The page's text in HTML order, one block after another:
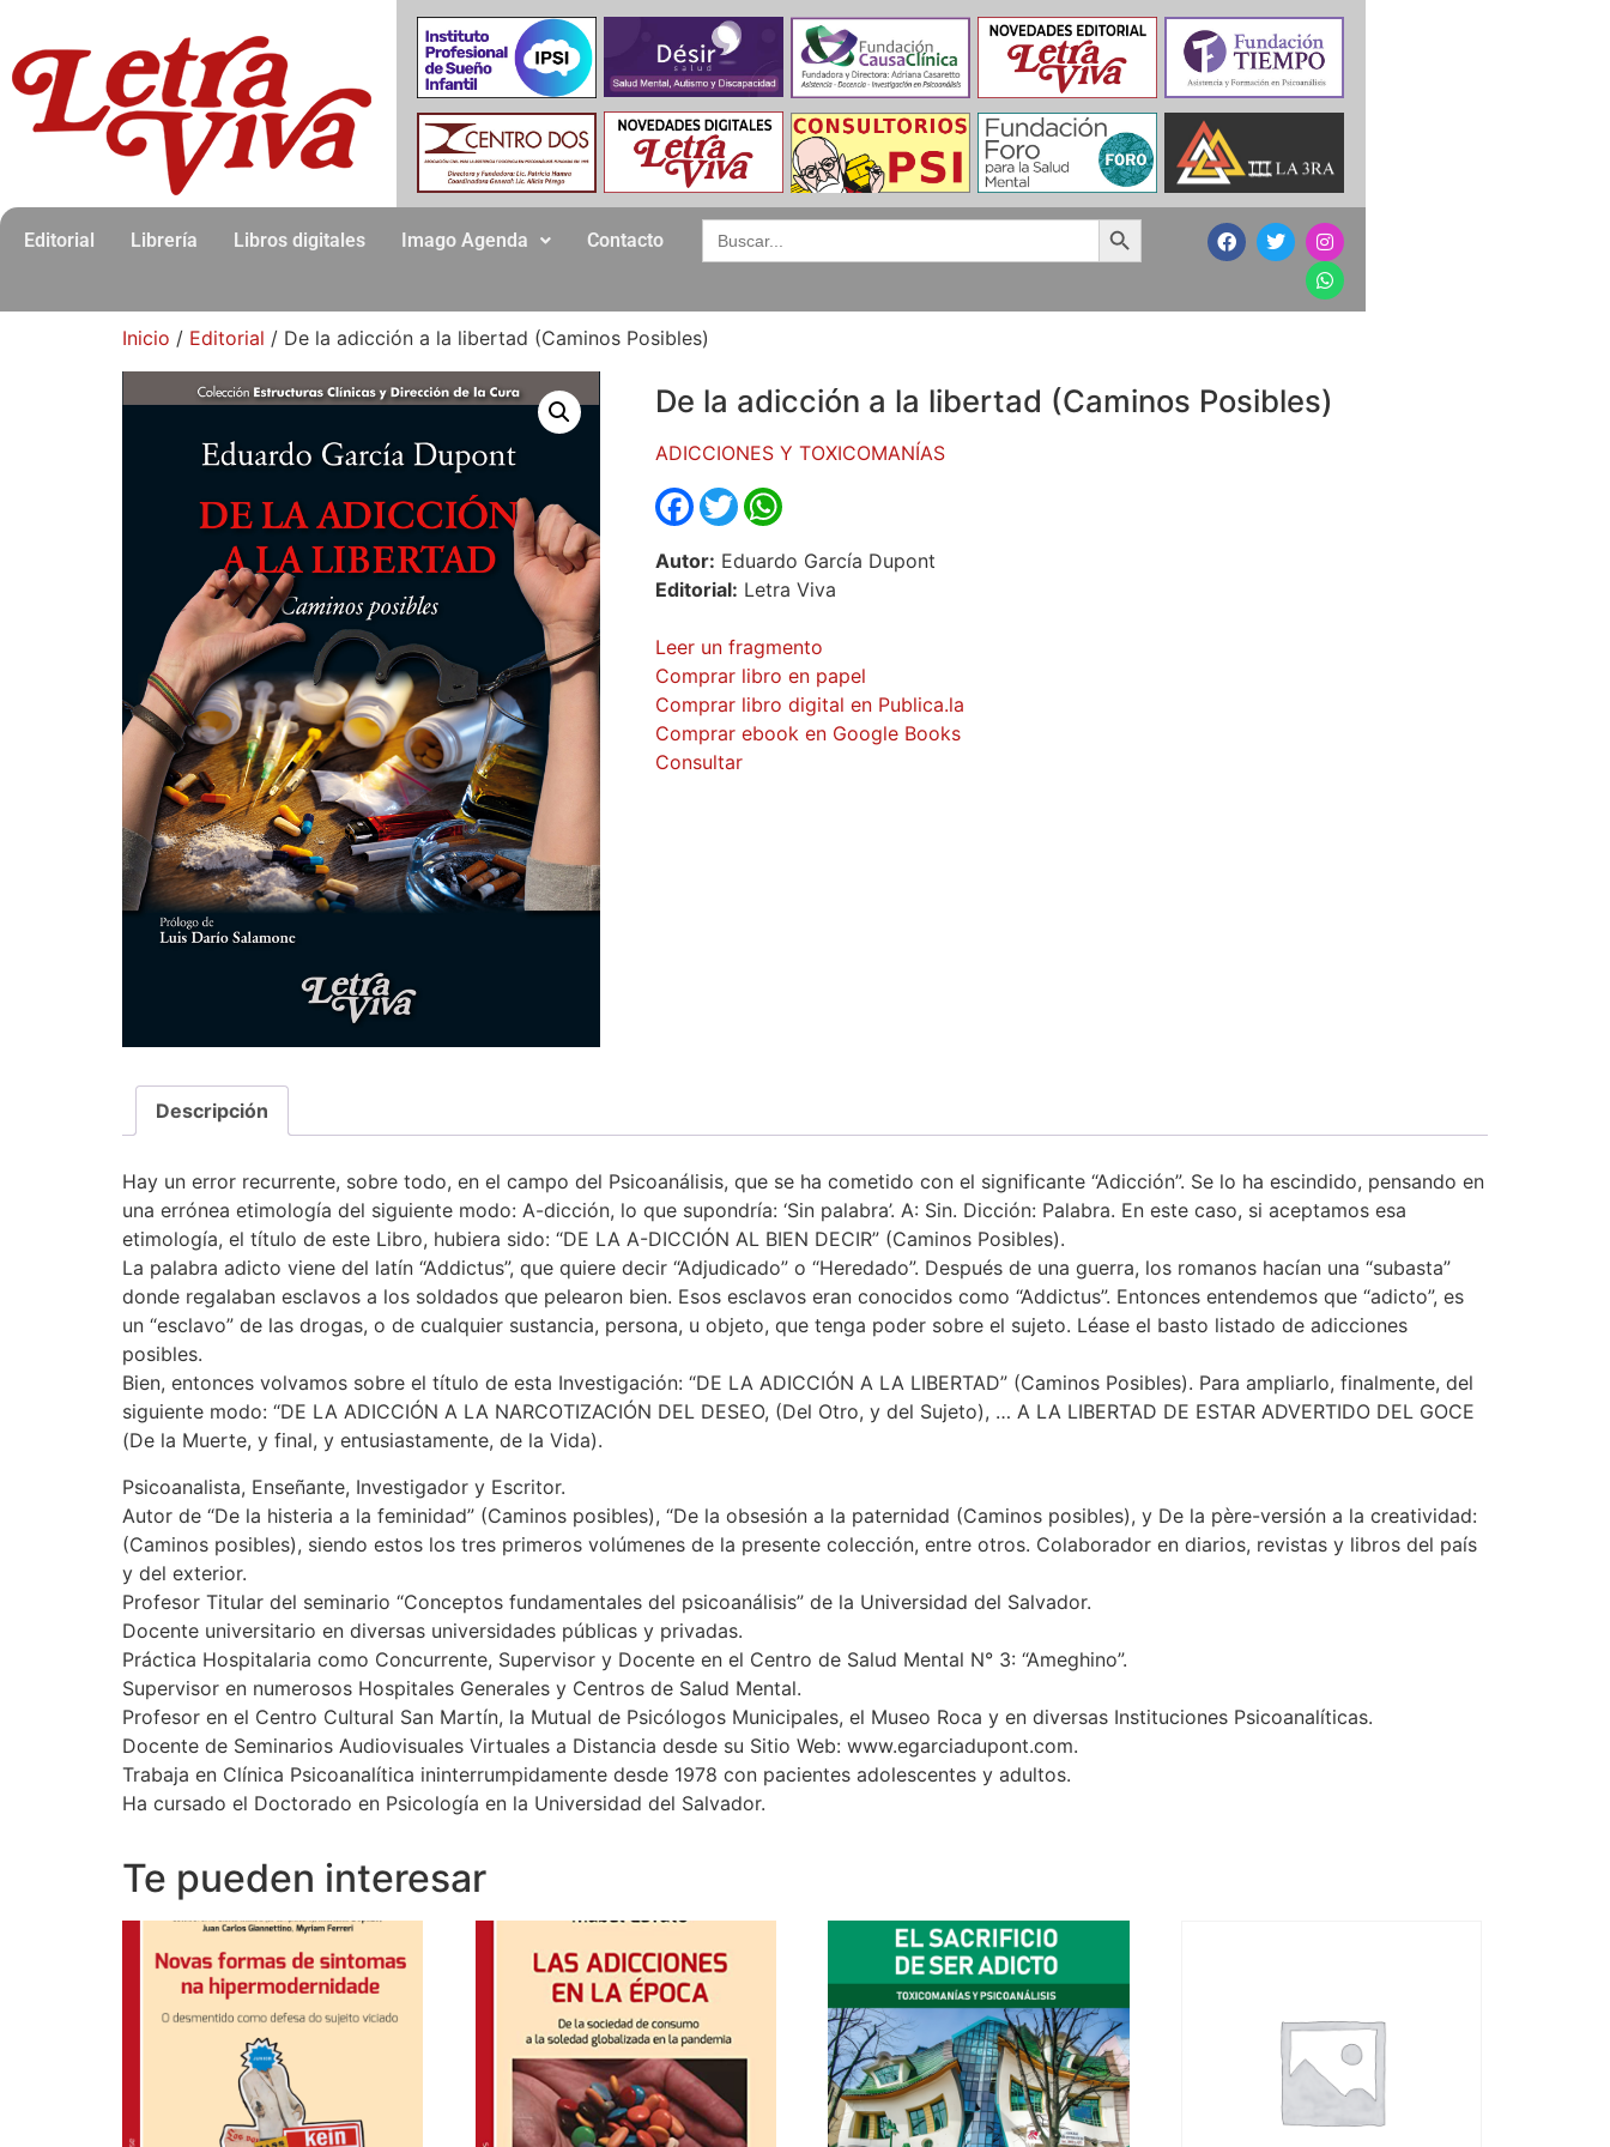
Editorial Librería Libros digitales Imago Agenda Contacto
Search
for:
Search Button
Inicio / Editorial / De la adicción a la libertad (Caminos Posibles)
De la adicción a la libertad (Caminos Posibles)
ADICCIONES Y TOXICOMANÍAS
Facebook
TwitterWhatsApp
Autor: Eduardo García Dupont
Editorial: Letra Viva
Leer un fragmento
Comprar libro en papel
Comprar libro digital en Publica.la
Comprar ebook en Google Books
Consultar
Descripción
Hay un error recurrente, sobre todo, en el campo del Psicoanálisis, que se ha cometido con el significante “Adicción”. Se lo ha escindido, pensando en
una errónea etimología del siguiente modo: A-dicción, lo que supondría: ‘Sin palabra’. A: Sin. Dicción: Palabra. En este caso, si aceptamos esa
etimología, el título de este Libro, hubiera sido: “DE LA A-DICCIÓN AL BIEN DECIR” (Caminos Posibles).
La palabra adicto viene del latín “Addictus”, que quiere decir “Adjudicado” o “Heredado”. Después de una guerra, los romanos hacían una “subasta”
donde regalaban esclavos a los soldados que pelearon bien. Esos esclavos eran conocidos como “Addictus”. Entonces entendemos que “adicto”, es
un “esclavo” de las drogas, o de cualquier sustancia, persona, u objeto, que tenga poder sobre el sujeto. Léase el basto listado de adicciones
posibles.
Bien, entonces volvamos sobre el título de esta Investigación: “DE LA ADICCIÓN A LA LIBERTAD” (Caminos Posibles). Para ampliarlo, finalmente, del
siguiente modo: “DE LA ADICCIÓN A LA NARCOTIZACIÓN DEL DESEO, (Del Otro, y del Sujeto), … A LA LIBERTAD DE ESTAR ADVERTIDO DEL GOCE
(De la Muerte, y final, y entusiastamente, de la Vida).
Psicoanalista, Enseñante, Investigador y Escritor.
Autor de “De la histeria a la feminidad” (Caminos posibles), “De la obsesión a la paternidad (Caminos posibles), y De la père-versión a la creatividad:
(Caminos posibles), siendo estos los tres primeros volúmenes de la presente colección, entre otros. Colaborador en diarios, revistas y libros del país
y del exterior.
Profesor Titular del seminario “Conceptos fundamentales del psicoanálisis” de la Universidad del Salvador.
Docente universitario en diversas universidades públicas y privadas.
Práctica Hospitalaria como Concurrente, Supervisor y Docente en el Centro de Salud Mental N° 3: “Ameghino”.
Supervisor en numerosos Hospitales Generales y Centros de Salud Mental.
Profesor en el Centro Cultural San Martín, la Mutual de Psicólogos Municipales, el Museo Roca y en diversas Instituciones Psicoanalíticas.
Docente de Seminarios Audiovisuales Virtuales a Distancia desde su Sitio Web: www.egarciadupont.com.
Trabaja en Clínica Psicoanalítica ininterrumpidamente desde 1978 con pacientes adolescentes y adultos.
Ha cursado el Doctorado en Psicología en la Universidad del Salvador.
Te pueden interesar